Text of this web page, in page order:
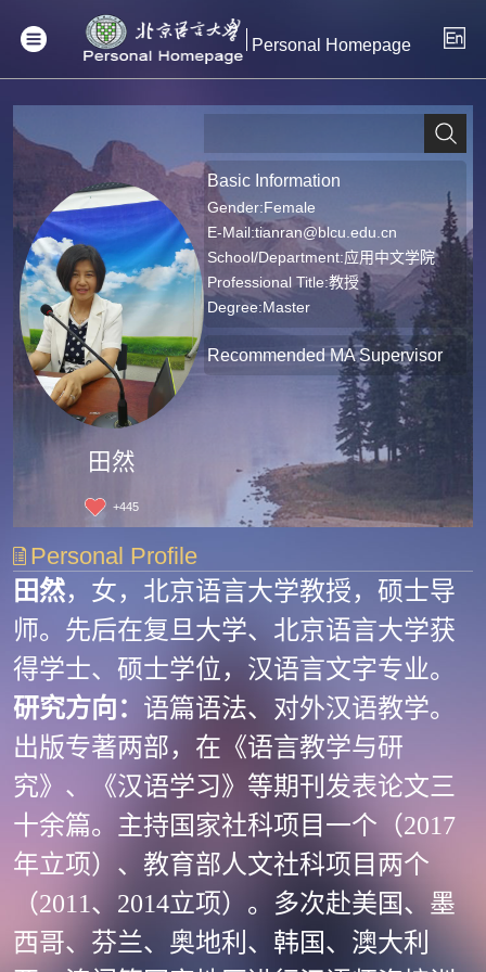
Personal Homepage
田然
+445
Basic Information
Gender:Female
E-Mail:tianran@blcu.edu.cn
School/Department:应用中文学院
Professional Title:教授
Degree:Master
Recommended MA Supervisor
Personal Profile
田然，女，北京语言大学教授，硕士导
师。先后在复旦大学、北京语言大学获
得学士、硕士学位，汉语言文字专业。
研究方向： 语篇语法、对外汉语教学。
出版专著两部，在《语言教学与研
究》、《汉语学习》等期刊发表论文三
十余篇。主持国家社科项目一个（2017
年立项）、教育部人文社科项目两个
（2011、2014立项）。多次赴美国、墨
西哥、芬兰、奥地利、韩国、澳大利